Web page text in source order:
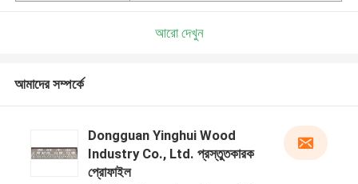
আরো দেখুন
আমাদের সম্পর্কে
Dongguan Yinghui Wood
Industry Co., Ltd. প্রস্তুতকারক
প্রোফাইল